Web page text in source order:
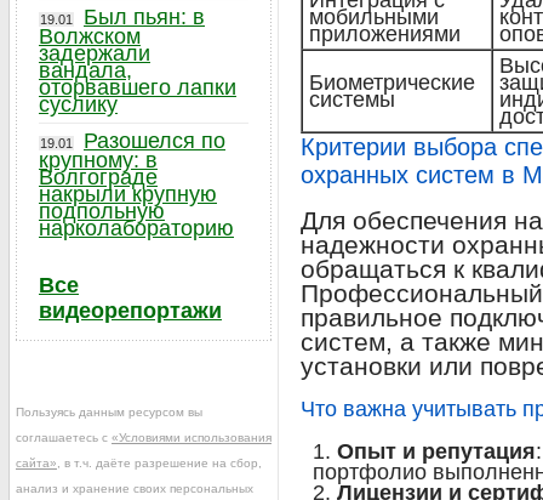
мобильными
приложениями
Биометрические
системы
Критерии выбора
охранных систем в
Для обеспечения
надежности
обращаться к
правильное
систем, а также
установки или
Что важна учитывать
Опыт и репутация
портфолио
Лицензии и
19.01
Был пьян: в
Волжском
задержали
вандала,
оторвавшего лапки
суслику
19.01
Разошелся по
крупному: в
Волгограде
накрыли крупную
подпольную
нарколабораторию
Все
видеорепортажи
Пользуясь данным ресурсом вы
соглашаетесь с «Условиями использования
сайта» , в т.ч. даёте разрешение на сбор,
анализ и хранение своих персональных